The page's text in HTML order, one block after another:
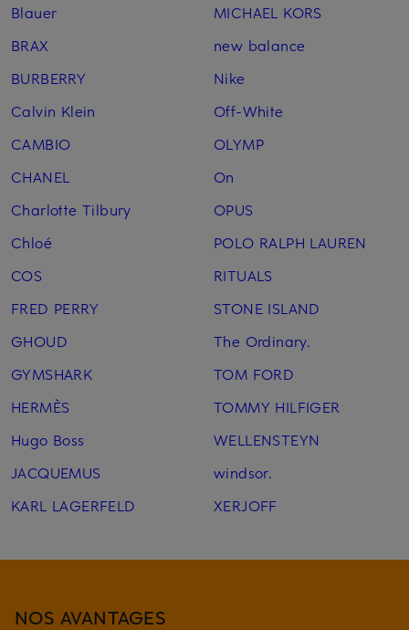
Blauer
BRAX
BURBERRY
Calvin Klein
CAMBIO
CHANEL
Charlotte Tilbury
Chloé
COS
FRED PERRY
GHOUD
GYMSHARK
HERMÈS
Hugo Boss
JACQUEMUS
KARL LAGERFELD
MICHAEL KORS
new balance
Nike
Off-White
OLYMP
On
OPUS
POLO RALPH LAUREN
RITUALS
STONE ISLAND
The Ordinary.
TOM FORD
TOMMY HILFIGER
WELLENSTEYN
windsor.
XERJOFF
NOS AVANTAGES